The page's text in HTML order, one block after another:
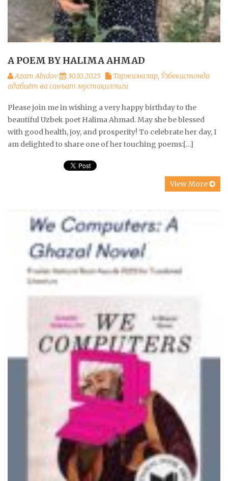
A POEM BY HALIMA AHMAD
Azam Abidov 30.10.2025 Таржималар, Ўзбекистонда
адабиёт ва санъат мустақиллиги
Please join me in wishing a very happy birthday to the
beautiful Uzbek poet Halima Ahmad. May she be blessed
with good health, joy, and prosperity! To celebrate her day, I
am delighted to share one of her touching poems:[…]
View More